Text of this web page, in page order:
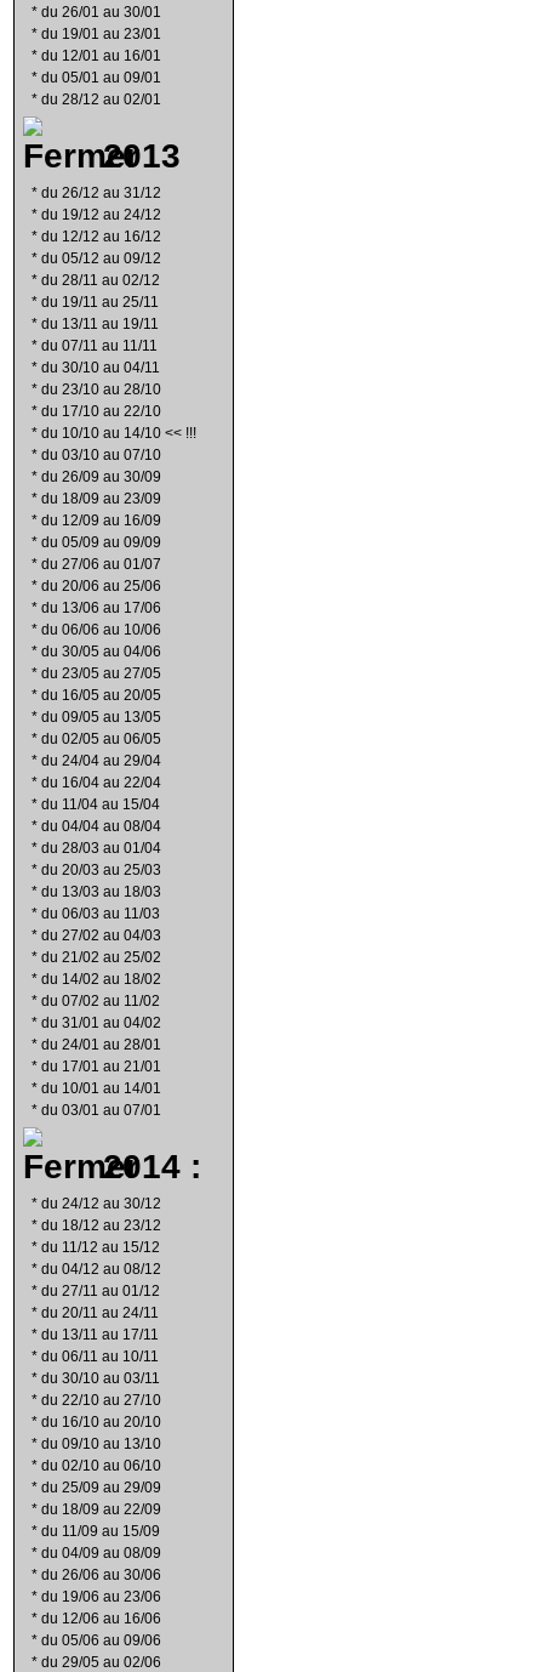
* du 26/01 au 30/01
* du 19/01 au 23/01
* du 12/01 au 16/01
* du 05/01 au 09/01
* du 28/12 au 02/01
2013
* du 26/12 au 31/12
* du 19/12 au 24/12
* du 12/12 au 16/12
* du 05/12 au 09/12
* du 28/11 au 02/12
* du 19/11 au 25/11
* du 13/11 au 19/11
* du 07/11 au 11/11
* du 30/10 au 04/11
* du 23/10 au 28/10
* du 17/10 au 22/10
* du 10/10 au 14/10 << !!!
* du 03/10 au 07/10
* du 26/09 au 30/09
* du 18/09 au 23/09
* du 12/09 au 16/09
* du 05/09 au 09/09
* du 27/06 au 01/07
* du 20/06 au 25/06
* du 13/06 au 17/06
* du 06/06 au 10/06
* du 30/05 au 04/06
* du 23/05 au 27/05
* du 16/05 au 20/05
* du 09/05 au 13/05
* du 02/05 au 06/05
* du 24/04 au 29/04
* du 16/04 au 22/04
* du 11/04 au 15/04
* du 04/04 au 08/04
* du 28/03 au 01/04
* du 20/03 au 25/03
* du 13/03 au 18/03
* du 06/03 au 11/03
* du 27/02 au 04/03
* du 21/02 au 25/02
* du 14/02 au 18/02
* du 07/02 au 11/02
* du 31/01 au 04/02
* du 24/01 au 28/01
* du 17/01 au 21/01
* du 10/01 au 14/01
* du 03/01 au 07/01
2014 :
* du 24/12 au 30/12
* du 18/12 au 23/12
* du 11/12 au 15/12
* du 04/12 au 08/12
* du 27/11 au 01/12
* du 20/11 au 24/11
* du 13/11 au 17/11
* du 06/11 au 10/11
* du 30/10 au 03/11
* du 22/10 au 27/10
* du 16/10 au 20/10
* du 09/10 au 13/10
* du 02/10 au 06/10
* du 25/09 au 29/09
* du 18/09 au 22/09
* du 11/09 au 15/09
* du 04/09 au 08/09
* du 26/06 au 30/06
* du 19/06 au 23/06
* du 12/06 au 16/06
* du 05/06 au 09/06
* du 29/05 au 02/06